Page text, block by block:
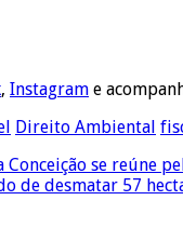
, Instagram e
Direito Ambiental
Conceição se reúne
de desmatar 57